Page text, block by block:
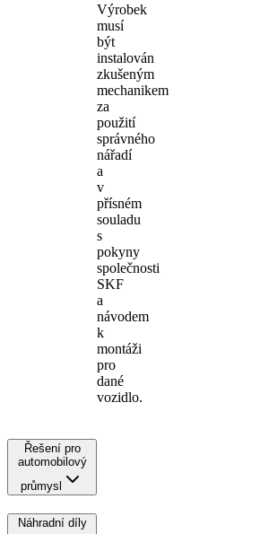
Výrobek
musí
být
instalován
zkušeným
mechanikem
za
použití
správného
nářadí
a
v
přísném
souladu
s
pokyny
společnosti
SKF
a
návodem
k
montáži
pro
dané
vozidlo.
Řešení pro
automobilový
průmysl
Náhradní díly